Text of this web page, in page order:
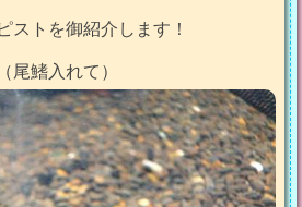
ストを御紹介します！
鰭入れて）